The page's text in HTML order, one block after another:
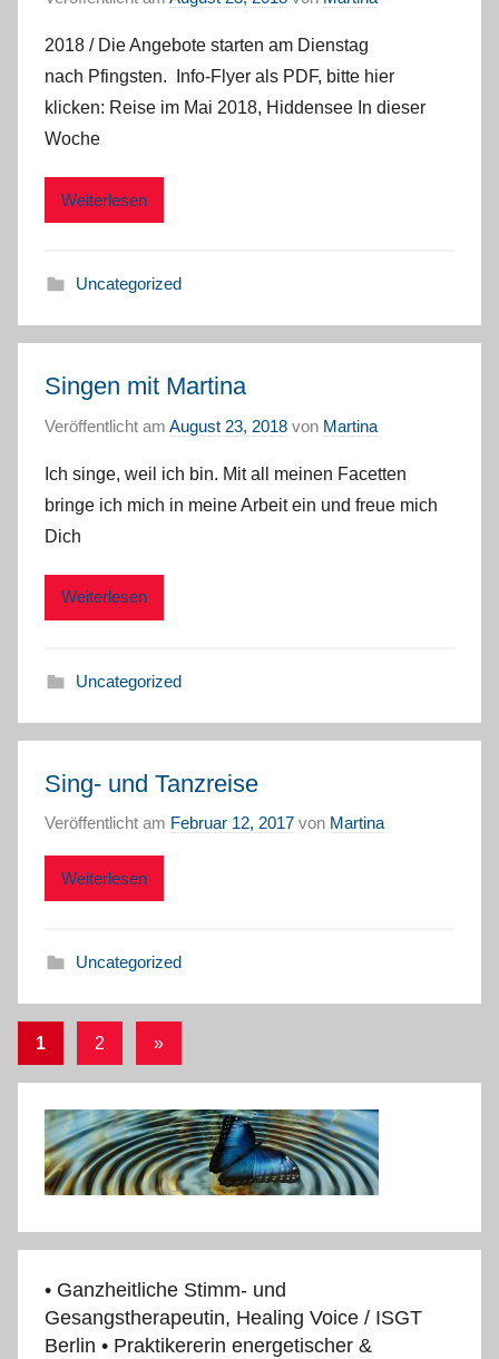
2018 / Die Angebote starten am Dienstag
nach Pfingsten. Info-Flyer als PDF, bitte hier
klicken: Reise im Mai 2018, Hiddensee In dieser
Woche
Weiterlesen
Uncategorized
Singen mit Martina
Veröffentlicht am August 23, 2018 von Martina
Ich singe, weil ich bin. Mit all meinen Facetten
bringe ich mich in meine Arbeit ein und freue mich
Dich
Weiterlesen
Uncategorized
Sing- und Tanzreise
Veröffentlicht am Februar 12, 2017 von Martina
Weiterlesen
Uncategorized
Beitrags-
Navigation
1 2
Nächste
»
• Ganzheitliche Stimm- und
Gesangstherapeutin, Healing Voice / ISGT
Berlin • Praktikererin energetischer &